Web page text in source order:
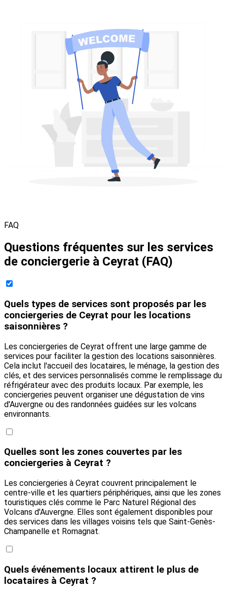
FAQ
Questions fréquentes sur les services
de conciergerie à Ceyrat (FAQ)
Quels types de services sont proposés par les
conciergeries de Ceyrat pour les locations
saisonnières ?
Les conciergeries de Ceyrat offrent une large gamme de
services pour faciliter la gestion des locations saisonnières.
Cela inclut l'accueil des locataires, le ménage, la gestion des
clés, et des services personnalisés comme le remplissage du
réfrigérateur avec des produits locaux. Par exemple, les
conciergeries peuvent organiser une dégustation de vins
d'Auvergne ou des randonnées guidées sur les volcans
environnants.
Quelles sont les zones couvertes par les
conciergeries à Ceyrat ?
Les conciergeries à Ceyrat couvrent principalement le
centre-ville et les quartiers périphériques, ainsi que les zones
touristiques clés comme le Parc Naturel Régional des
Volcans d'Auvergne. Elles sont également disponibles pour
des services dans les villages voisins tels que Saint-Genès-
Champanelle et Romagnat.
Quels événements locaux attirent le plus de
locataires à Ceyrat ?